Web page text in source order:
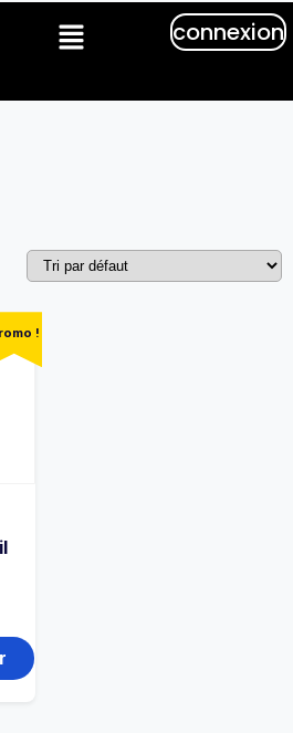
connexion
!